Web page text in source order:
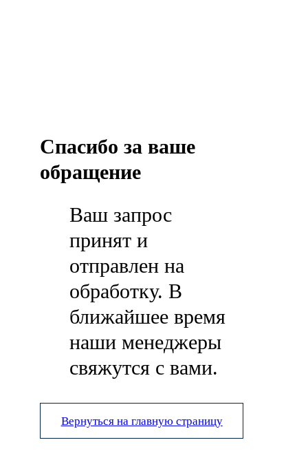
Спасибо за ваше
обращение
Ваш запрос
принят и
отправлен на
обработку. В
ближайшее время
наши менеджеры
свяжутся с вами.
Вернуться на главную страницу